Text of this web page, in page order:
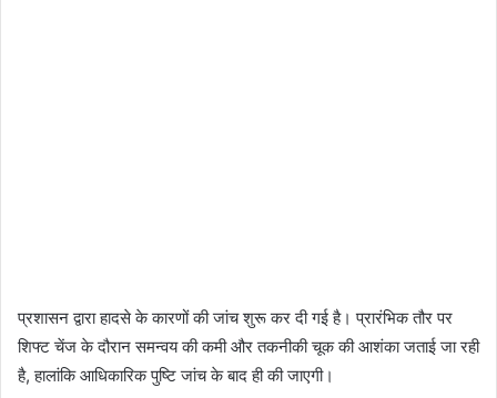
प्रशासन द्वारा हादसे के कारणों की जांच शुरू कर दी गई है। प्रारंभिक तौर पर
शिफ्ट चेंज के दौरान समन्वय की कमी और तकनीकी चूक की आशंका जताई जा रही
है, हालांकि आधिकारिक पुष्टि जांच के बाद ही की जाएगी।